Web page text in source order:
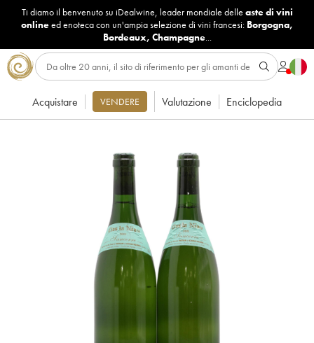
Ti diamo il benvenuto su iDealwine, leader mondiale delle aste di vini
onlineed enoteca con un'ampia selezione di vini francesi: Borgogna,
Bordeaux, Champagne...
Acquistare VENDERE Valutazione Enciclopedia